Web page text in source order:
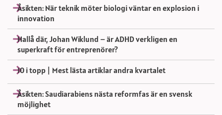
Åsikten: När teknik möter biologi väntar en explosion i
innovation
Hallå där, Johan Wiklund – är ADHD verkligen en
superkraft för entreprenörer?
10 i topp | Mest lästa artiklar andra kvartalet
Åsikten: Saudiarabiens nästa reformfas är en svensk
möjlighet